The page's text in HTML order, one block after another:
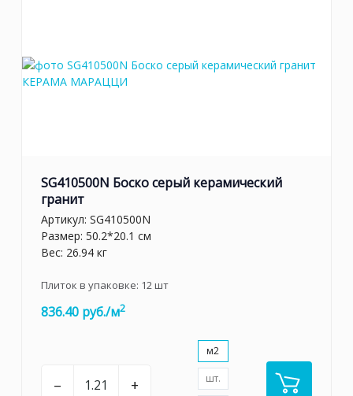
SG410500N Боско серый керамический
гранит
Артикул: SG410500N
Размер: 50.2*20.1 см
Вес: 26.94 кг
Плиток в упаковке: 12шт
836.40 руб./м2
– +
м2
шт.